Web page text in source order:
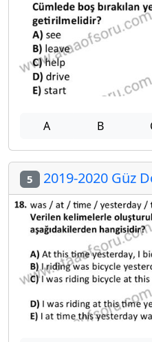
A B
5 2019-2020 Güz